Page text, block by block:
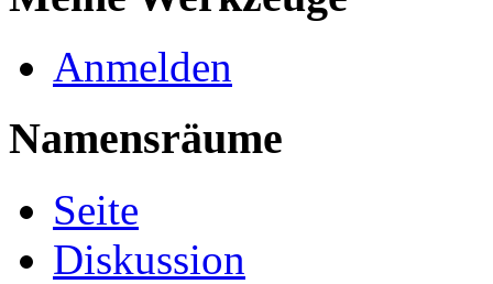
Anmelden
Namensräume
Seite
Diskussion